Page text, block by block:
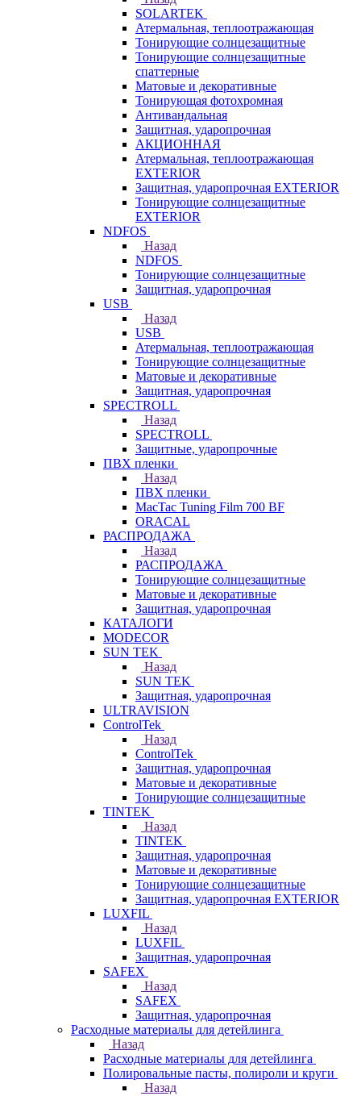
SOLARTEK
Атермальная, теплоотражающая
Тонирующие солнцезащитные
Тонирующие солнцезащитные
спаттерные
Матовые и декоративные
Тонирующая фотохромная
Антивандальная
Защитная, ударопрочная
АКЦИОННАЯ
Атермальная, теплоотражающая
EXTERIOR
Защитная, ударопрочная EXTERIOR
Тонирующие солнцезащитные
EXTERIOR
NDFOS
Назад
NDFOS
Тонирующие солнцезащитные
Защитная, ударопрочная
USB
Назад
USB
Атермальная, теплоотражающая
Тонирующие солнцезащитные
Матовые и декоративные
Защитная, ударопрочная
SPECTROLL
Назад
SPECTROLL
Защитные, ударопрочные
ПВХ пленки
Назад
ПВХ пленки
MacTac Tuning Film 700 BF
ORACAL
РАСПРОДАЖА
Назад
РАСПРОДАЖА
Тонирующие солнцезащитные
Матовые и декоративные
Защитная, ударопрочная
КАТАЛОГИ
MODECOR
SUN TEK
Назад
SUN TEK
Защитная, ударопрочная
ULTRAVISION
ControlTek
Назад
ControlTek
Защитная, ударопрочная
Матовые и декоративные
Тонирующие солнцезащитные
TINTEK
Назад
TINTEK
Защитная, ударопрочная
Матовые и декоративные
Тонирующие солнцезащитные
Защитная, ударопрочная EXTERIOR
LUXFIL
Назад
LUXFIL
Защитная, ударопрочная
SAFEX
Назад
SAFEX
Защитная, ударопрочная
Расходные материалы для детейлинга
Назад
Расходные материалы для детейлинга
Полировальные пасты, полироли и круги
Назад